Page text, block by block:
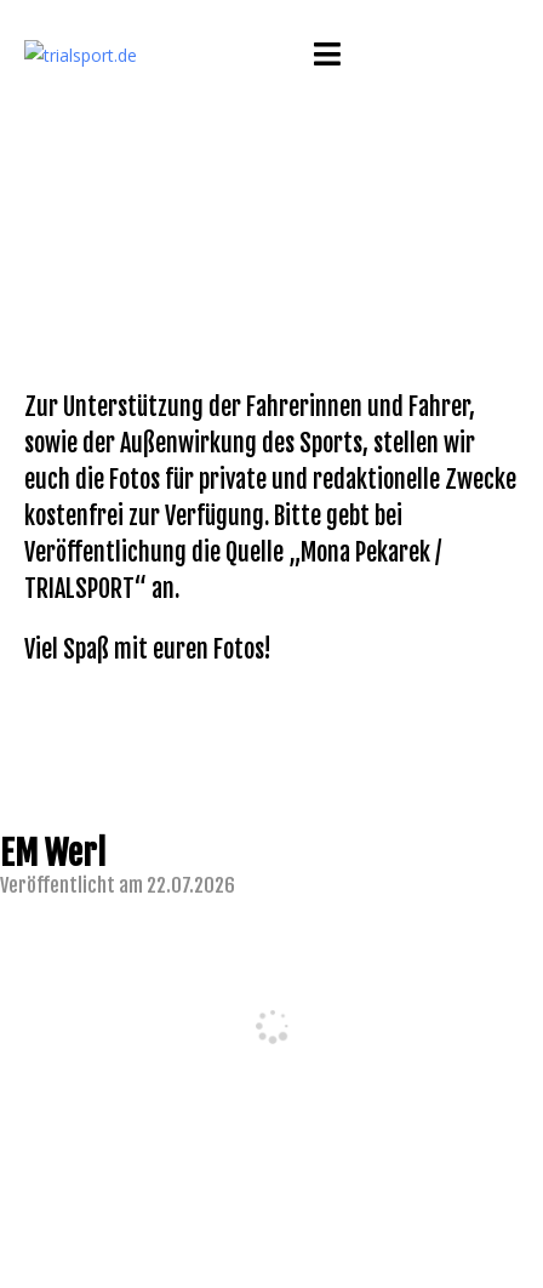
Zur Unterstützung der Fahrerinnen und Fahrer,
sowie der Außenwirkung des Sports, stellen wir
euch die Fotos für private und redaktionelle Zwecke
kostenfrei zur Verfügung. Bitte gebt bei
Veröffentlichung die Quelle „Mona Pekarek /
TRIALSPORT“ an.
Viel Spaß mit euren Fotos!
EM Werl
Veröffentlicht am 22.07.2026